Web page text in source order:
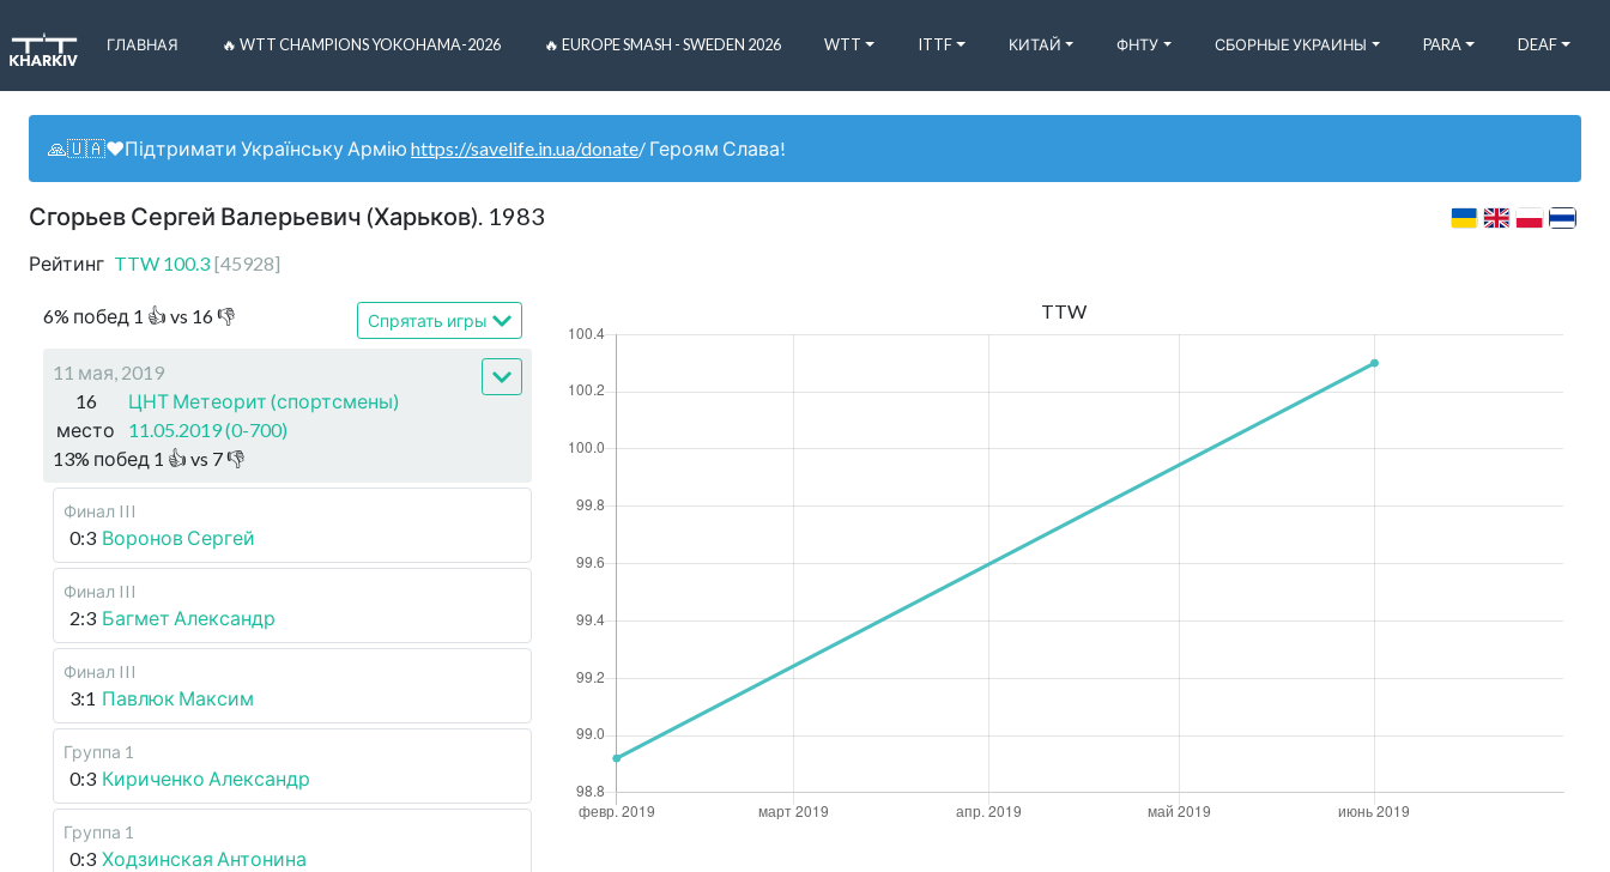
ГЛАВНАЯ 🔥 WTT CHAMPIONS YOKOHAMA-2026 🔥 EUROPE SMASH - SWEDEN 2026 WTT ITTF КИТАЙ ФНТУ СБОРНЫЕ УКРАИНЫ PARA DEAF
🙏🇺🇦❤️Підтримати Українську Армію https://savelife.in.ua/donate/ Героям Слава!
Сгорьев Сергей Валерьевич (Харьков). 1983
Рейтинг TTW 100.3 [45928]
6% побед 1 👍 vs 16👎 Спрятать игры
11 мая, 2019
16
место
ЦНТ Метеорит (спортсмены)
11.05.2019 (0-700)
13% побед 1 👍 vs 7👎
Финал III
0:3 Воронов Сергей
Финал III
2:3 Багмет Александр
Финал III
3:1 Павлюк Максим
Группа 1
0:3 Кириченко Александр
Группа 1
0:3 Ходзинская Антонина
TTW